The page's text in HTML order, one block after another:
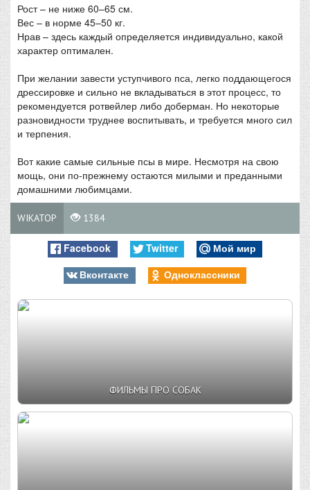
Рост – не ниже 60–65 см.
Вес – в норме 45–50 кг.
Нрав – здесь каждый определяется индивидуально, какой
характер оптимален.
При желании завести уступчивого пса, легко поддающегося
дрессировке и сильно не вкладываться в этот процесс, то
рекомендуется ротвейлер либо доберман. Но некоторые
разновидности труднее воспитывать, и требуется много сил
и терпения.
Вот какие самые сильные псы в мире. Несмотря на свою
мощь, они по-прежнему остаются милыми и преданными
домашними любимцами.
WIKATOP 1384
Facebook Twitter
Мой мир
Вконтакте
Одноклассники
ФИЛЬМЫ ПРО СОБАК